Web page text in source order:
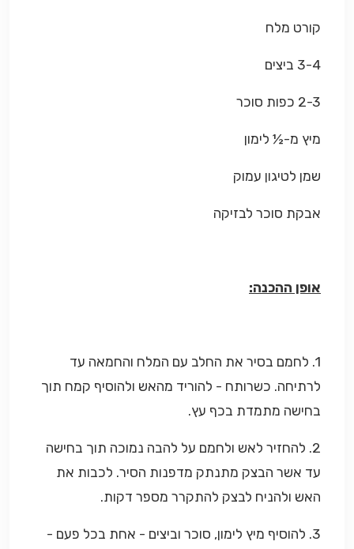
קורט מלח
3-4 ביצים
2-3 כפות סוכר
מיץ מ-½ לימון
שמן לטיגון עמוק
אבקת סוכר לבזיקה
אופן ההכנה:
1. לחמם בסיר את החלב עם המלח והחמאה עד
לרתיחה. כשרותח - להוריד מהאש ולהוסיף קמח תוך
בחישה מתמדת בכף עץ.
2. להחזיר לאש ולחמם על להבה נמוכה תוך בחישה
עד אשר הבצק מתנתק מדפנות הסיר. לכבות את
האש ולהניח לבצק להתקרר מספר דקות.
3. להוסיף מיץ לימון, סוכר וביצים - אחת בכל פעם -